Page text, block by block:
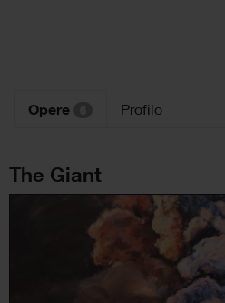
Opere Profilo
The Giant